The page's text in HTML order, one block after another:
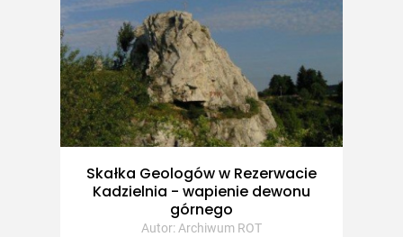
Skałka Geologów w Rezerwacie
Kadzielnia - wapienie dewonu
górnego
Autor: Archiwum ROT